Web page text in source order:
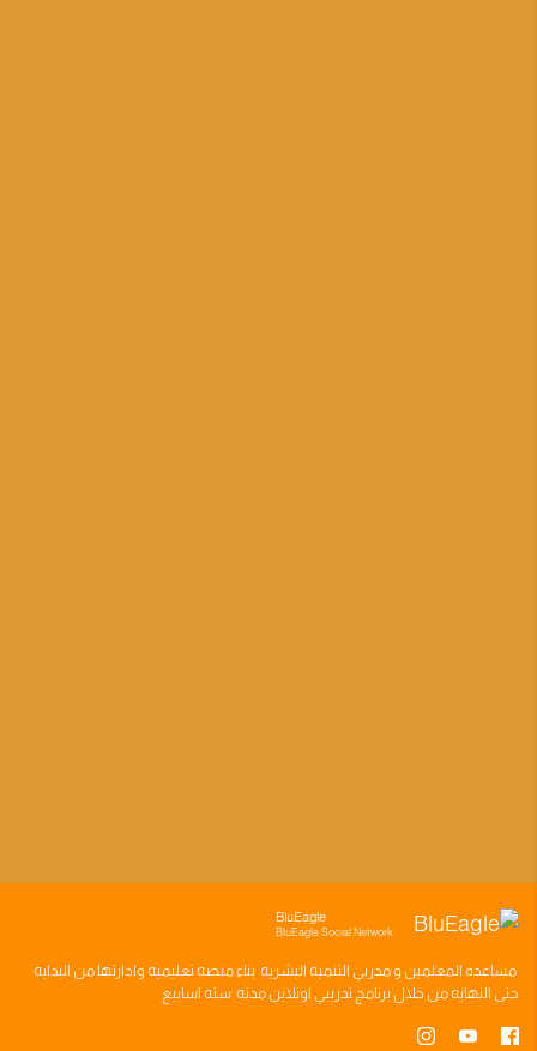
BluEagle
BluEagle Social Network
مساعده المعلمين ومدربي التنميه البشريه بناءمنصه تعليميه وادارتها من البدايه
حتى النهايه من خلال برنامج تدريبي اونلاين مدته سته اسابيع